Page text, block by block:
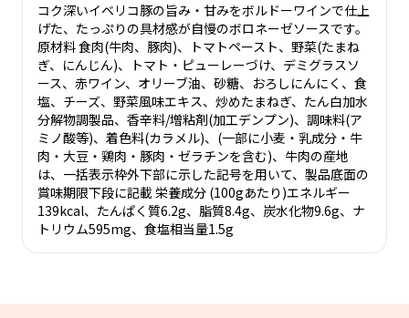
コク深いイベリコ豚の旨み・甘みをボルドーワインで仕上
げた、たっぷりの具材感が自慢のボロネーゼソースです。
原材料 食肉(牛肉、豚肉)、トマトペースト、野菜(たまね
ぎ、にんじん)、トマト・ピューレーづけ、デミグラスソ
ース、赤ワイン、オリーブ油、砂糖、おろしにんにく、食
塩、チーズ、野菜風味エキス、炒めたまねぎ、たん白加水
分解物調製品、香辛料/増粘剤(加工デンプン)、調味料(ア
ミノ酸等)、着色料(カラメル)、(一部に小麦・乳成分・牛
肉・大豆・鶏肉・豚肉・ゼラチンを含む)、牛肉の産地
は、一括表示枠外下部に示した記号を用いて、製品底面の
賞味期限下段に記載 栄養成分 (100gあたり)エネルギー
139kcal、たんぱく質6.2g、脂質8.4g、炭水化物9.6g、ナ
トリウム595mg、食塩相当量1.5g